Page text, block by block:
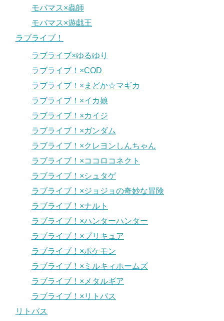
モバマス×蟲師
モバマス×遊戯王
ラブライブ！
ラブライブ×ゆるゆり
ラブライブ！×COD
ラブライブ！×まどか☆マギカ
ラブライブ！×イカ娘
ラブライブ！×カイジ
ラブライブ！×ガンダム
ラブライブ！×クレヨンしんちゃん
ラブライブ！×ココロコネクト
ラブライブ！×シュタゲ
ラブライブ！×ジョジョの奇妙な冒険
ラブライブ！×ナルト
ラブライブ！×ハンターハンター
ラブライブ！×プリキュア
ラブライブ！×ポケモン
ラブライブ！×ミルキィホームズ
ラブライブ！×メタルギア
ラブライブ！×リトバス
リトバス